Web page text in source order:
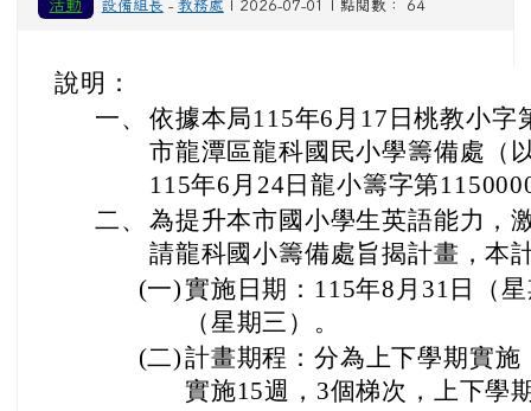
活動 設備組長 - 教務處 | 2026-07-01 | 點閱數： 64
說明：
一、 依據本局115年6月17日桃教小字
市龍潭區龍科國民小學籌備處（
115年6月24日龍小籌字第
二、 為提升本市國小學生英語能力，
請龍科國小籌備處旨揭計畫，本
(一)實施日期：115年8月31日（
（星期三）。
(二)計畫期程：分為上下學期實
實施15週，3個梯次，上下學